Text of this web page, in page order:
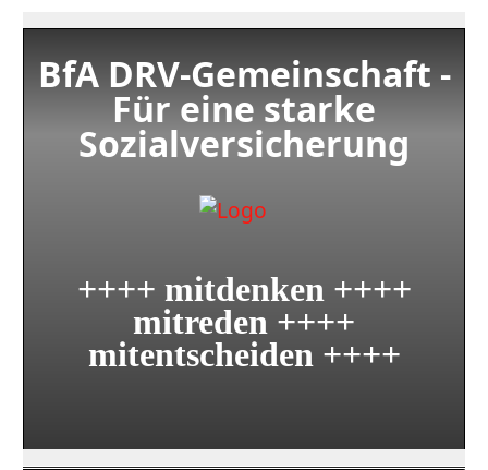
BfA DRV-Gemeinschaft -
Für eine starke
Sozialversicherung
++++ mitdenken ++++
mitreden ++++
mitentscheiden ++++